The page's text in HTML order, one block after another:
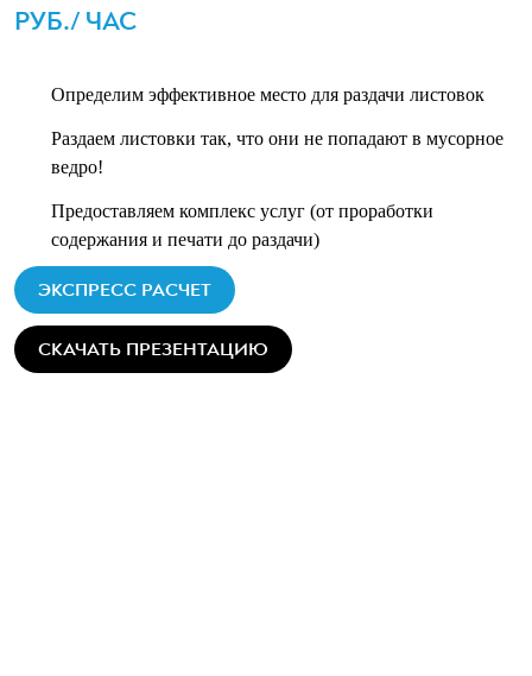
РУБ./ ЧАС
Определим эффективное место для раздачи листовок
Раздаем листовки так, что они не попадают в мусорное
ведро!
Предоставляем комплекс услуг (от проработки
содержания и печати до раздачи)
ЭКСПРЕСС РАСЧЕТ
СКАЧАТЬ ПРЕЗЕНТАЦИЮ